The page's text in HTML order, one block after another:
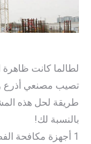
لطالما كانت
تصيب مصنعي أذرع
طريقة لحل هذه
بالنسبة لك!
1 أجهزة مكافحة الفصل الخارجية والمشاكل القائمة